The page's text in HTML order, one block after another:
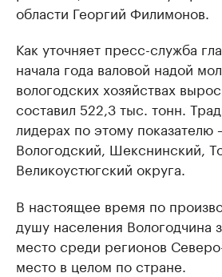
области Георгий Филимонов.
Как уточняет пресс-служба
начала года валовой надой
вологодских хозяйствах
составил 522,3 тыс. тонн.
лидерах по этому показателю
Вологодский, Шекснинский,
Великоустюгский округа.
В настоящее время по
душу населения Вологодчина
место среди регионов
место в целом по стране.